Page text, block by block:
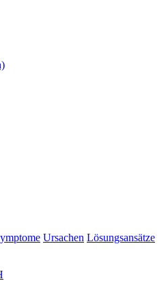
Ursachen Lösungsansätze